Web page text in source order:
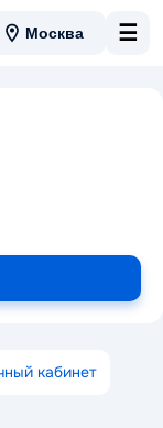
Москва ☰
кабинет